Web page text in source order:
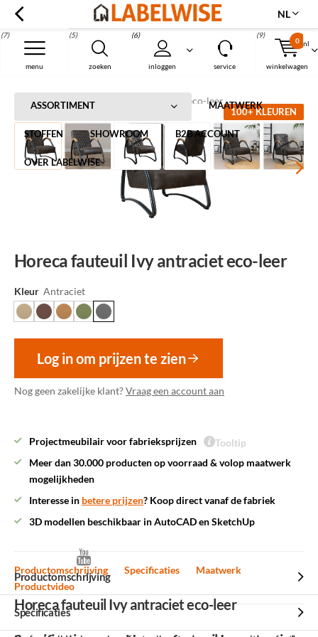
nl
zoeken
(5)
inloggen
(6)
menu
(7)
service winkelwagen
0
(9)
Menu
NL
ASSORTIMENT MAATWERK
STOFFEN SHOWROOM B2B ACCOUNT
OVER LABELWISE
Home Horeca fauteuil Ivy antraciet eco-leer
100+ KLEUREN
Horeca fauteuil Ivy antraciet eco-leer
Kleur Antraciet
Log in om prijzen te zien
Nog geen zakelijke klant?Vraag een account aan
Projectmeubilair voor fabrieksprijzen
Tooltip
Meer dan 30.000 producten op voorraad & volop maatwerk
mogelijkheden
Interesse in betere prijzen? Koop direct vanaf de fabriek
3D modellen beschikbaar in AutoCAD en SketchUp
Productomschrijving Specificaties
Maatwerk
Productvideo
Productomschrijving
Horeca fauteuil Ivy antraciet eco-leer
Specificaties